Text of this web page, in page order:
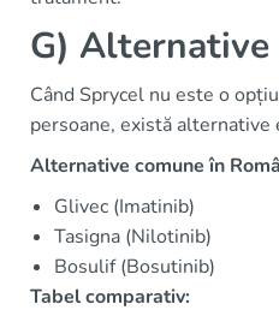
G)
Când Sprycel nu este o
persoane, există alternative
Alternative comune în
Glivec (Imatinib)
Tasigna (Nilotinib)
Bosulif (Bosutinib)
Tabel comparativ: